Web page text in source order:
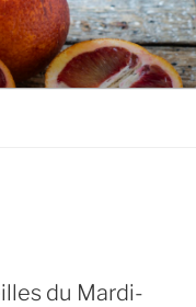
du Mardi-